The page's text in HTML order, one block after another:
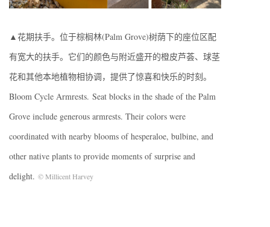
▲花期扶手。位于棕榈林(Palm Grove)树荫下的座位区配
有宽大的扶手。它们的颜色与附近盛开的橙皮芦荟、球茎
花和其他本地植物相协调，提供了惊喜和快乐的时刻。
Bloom Cycle Armrests. Seat blocks in the shade of the Palm
Grove include generous armrests. Their colors were
coordinated with nearby blooms of hesperaloe, bulbine, and
other native plants to provide moments of surprise and
delight. © Millicent Harvey